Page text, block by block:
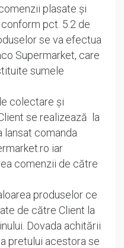
plasate și
pct. 5.2 de
se va efectua
Supermarket, care
sumele
colectare și
se realizează la
lansat comanda
iar
comenzii de către
produselor ce
de către Client la
Dovada achitării
pretului acestora se